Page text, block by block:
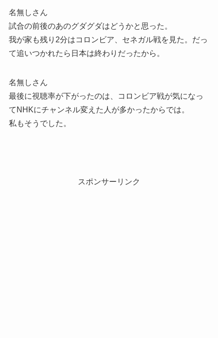
名無しさん
試合の前後のあのグダグダはどうかと思った。
我が家も残り2分はコロンビア、セネガル戦を見た。だっ
て追いつかれたら日本は終わりだったから。
名無しさん
最後に視聴率が下がったのは、コロンビア戦が気になっ
てNHKにチャンネル変えた人が多かったからでは。
私もそうでした。
スポンサーリンク